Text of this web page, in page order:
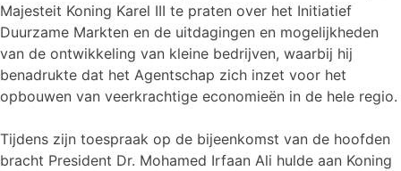
Majesteit Koning Karel III te praten over het Initiatief
Duurzame Markten en de uitdagingen en mogelijkheden
van de ontwikkeling van kleine bedrijven, waarbij hij
benadrukte dat het Agentschap zich inzet voor het
opbouwen van veerkrachtige economieën in de hele regio.
Tijdens zijn toespraak op de bijeenkomst van de hoofden
bracht President Dr. Mohamed Irfaan Ali hulde aan Koning